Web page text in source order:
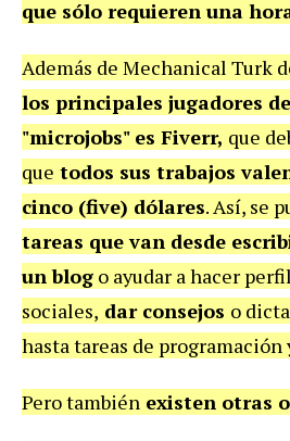
que sólo requieren una
Además de Mechanical Turk
los principales jugadores
"microjobs" es Fiverr, que
que todos sus trabajos
cinco (five) dólares. Así, se
tareas que van desde
un blog o ayudar a hacer
sociales, dar consejos o
hasta tareas de programación
Pero también existen otras